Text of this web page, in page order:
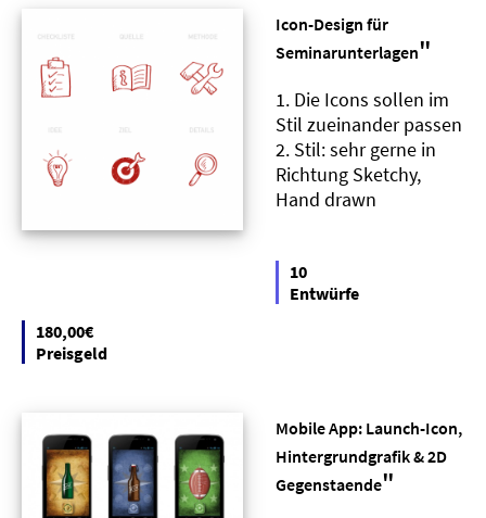
Icon-Design für
Seminarunterlagen"
1. Die Icons sollen im
Stil zueinander passen
2. Stil: sehr gerne in
Richtung Sketchy,
Hand drawn
10
Entwürfe
180,00€
Preisgeld
Mobile App: Launch-Icon,
Hintergrundgrafik & 2D
Gegenstaende"